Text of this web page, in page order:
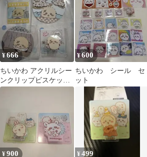
¥666
ちいかわ アクリルシー
ンクリップビスケッ
ト 4点セット
¥600
ちいかわ シール セ
ット
¥900 ¥499